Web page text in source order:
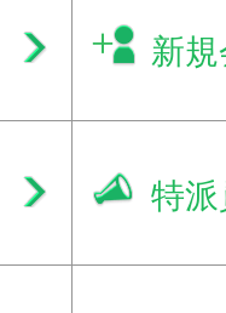
新
特